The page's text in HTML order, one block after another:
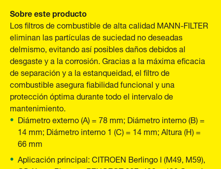
Sobre este producto
Los filtros de combustible de alta calidad MANN-FILTER
eliminan las partículas de suciedad no deseadas
delmismo, evitando así posibles daños debidos al
desgaste y a la corrosión. Gracias a la máxima eficacia
de separación y a la estanqueidad, el filtro de
combustible asegura fiabilidad funcional y una
protección óptima durante todo el intervalo de
mantenimiento.
Diámetro externo (A) = 78 mm; Diámetro interno (B) =
14 mm; Diámetro interno 1 (C) = 14 mm; Altura (H) =
66 mm
Aplicación principal: CITROEN Berlingo I (M49, M59),